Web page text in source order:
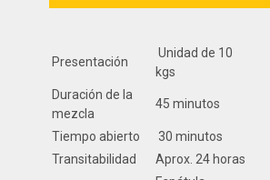
Presentación
Unidad de 10
kgs
Duración de la
mezcla
45 minutos
Tiempo abierto
30 minutos
Transitabilidad
Aprox. 24 horas